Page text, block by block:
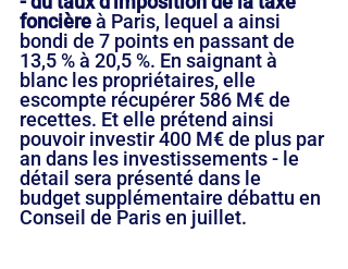
foncière à Paris, lequel a ainsi
bondi de 7 points en passant de
13,5 % à 20,5 %. En saignant à
blanc les propriétaires, elle
escompte récupérer 586 M€ de
recettes. Et elle prétend ainsi
pouvoir investir 400 M€ de plus par
an dans les investissements - le
détail sera présenté dans le
budget supplémentaire débattu en
Conseil de Paris en juillet.